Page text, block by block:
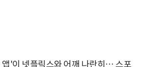
앱'이 넷플릭스와 어깨 나란히… 스포